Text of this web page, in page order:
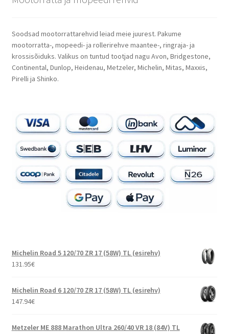
Soodsad mootorrattarehvid leiad meie juurest. Pakume
mootorratta-, mopeedi- ja rollerirehve maantee-, ringraja- ja
krossisõiduks. Valikus on tuntud tootjad nagu Avon, Bridgestone,
Continental, Dunlop, Heidenau, Metzeler, Michelin, Mitas, Maxxis,
Pirelli ja Shinko.
Michelin Road 5 120/70 ZR 17 (58W) TL (esirehv)
131.95€
Michelin Road 6 120/70 ZR 17 (58W) TL (esirehv)
147.94€
Metzeler ME 888 Marathon Ultra 260/40 VR 18 (84V) TL